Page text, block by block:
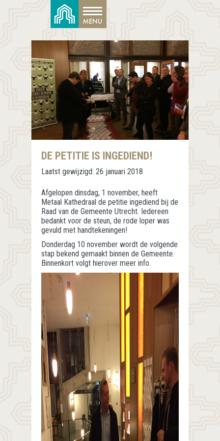
DE PETITIE IS INGEDIEND!
Laatst gewijzigd: 26 januari 2018
Afgelopen dinsdag, 1 november, heeft
Metaal Kathedraal de petitie ingediend bij de
Raad van de Gemeente Utrecht. Iedereen
bedankt voor de steun, de rode loper was
gevuld met handtekeningen!
Donderdag 10 november wordt de volgende
stap bekend gemaakt binnen de Gemeente.
Binnenkort volgt hierover meer info.